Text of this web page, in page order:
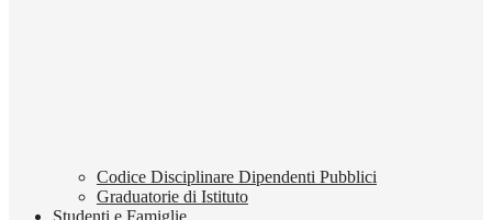
Codice Disciplinare Dipendenti Pubblici
Graduatorie di Istituto